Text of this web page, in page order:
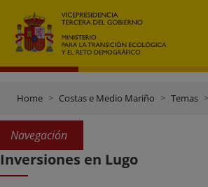
Home Costas e Medio Mariño Temas
Navegación
Inversiones en Lugo